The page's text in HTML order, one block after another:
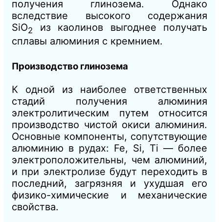
получения глинозема. Однако
вследствие высокого содержания
SiO2
из каолинов выгоднее получать
сплавы алюминия с кремнием.
Производство глинозема
К одной из наиболее ответственных
стадий получения алюминия
электролитическим путем относится
производство чистой окиси алюминия.
Основные компоненты, сопутствующие
алюминию в рудах: Fe, Si, Ti — более
электроположительны, чем алюминий,
и при электролизе будут переходить в
последний, загрязняя и ухудшая его
физико-химические и механические
свойства.